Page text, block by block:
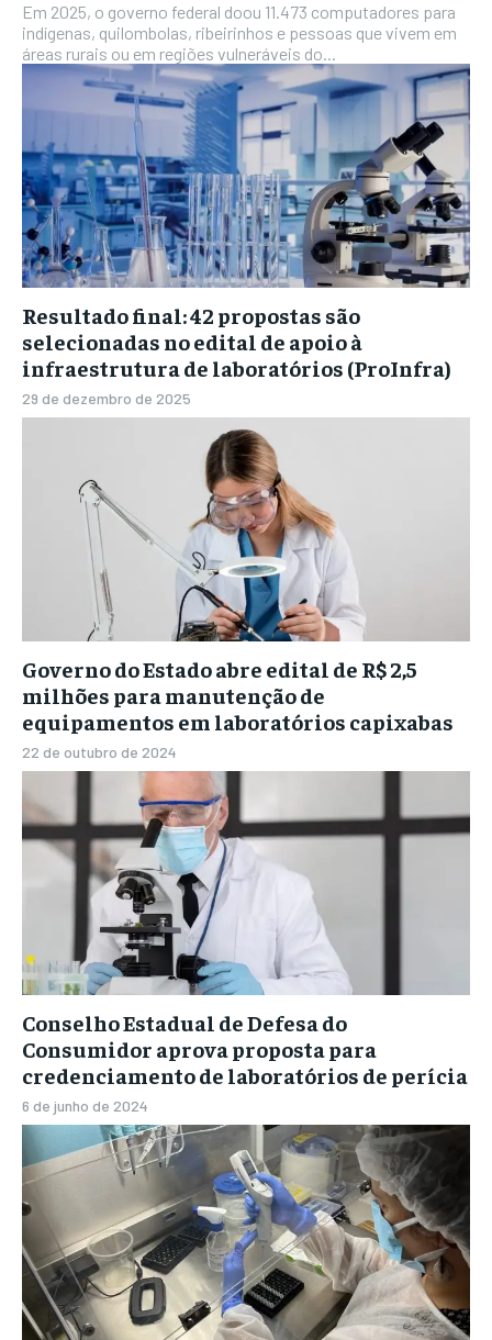
Em 2025, o governo federal doou 11.473 computadores para
indígenas, quilombolas, ribeirinhos e pessoas que vivem em
áreas rurais ou em regiões vulneráveis do...
Resultado final: 42 propostas são
selecionadas no edital de apoio à
infraestrutura de laboratórios (ProInfra)
29 de dezembro de 2025
Governo do Estado abre edital de R$ 2,5
milhões para manutenção de
equipamentos em laboratórios capixabas
22 de outubro de 2024
Conselho Estadual de Defesa do
Consumidor aprova proposta para
credenciamento de laboratórios de perícia
6 de junho de 2024